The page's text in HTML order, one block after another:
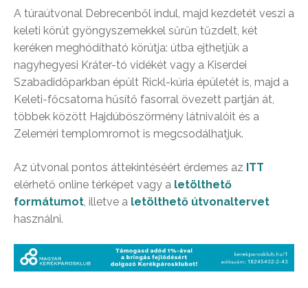
A túraútvonal Debrecenből indul, majd kezdetét veszi a
keleti körút gyöngyszemekkel sűrűn tűzdelt, két
keréken meghódítható körútja: útba ejthetjük a
nagyhegyesi Kráter-tó vidékét vagy a Kiserdei
Szabadidőparkban épült Rickl-kúria épületét is, majd a
Keleti-főcsatorna hűsítő fasorral övezett partján át,
többek között Hajdúböszörmény látnivalóit és a
Zeleméri templomromot is megcsodálhatjuk.
Az útvonal pontos áttekintéséért érdemes az ITT
elérhető online térképet vagy a letölthető
formátumot, illetve a letölthető útvonaltervet
használni.